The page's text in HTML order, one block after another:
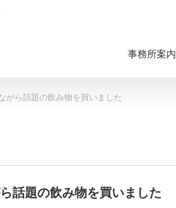
事務所案内
がら話題の飲み物を買いました
話題の飲み物を買いました